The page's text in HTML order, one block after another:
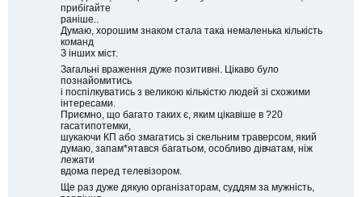
прибігайте
раніше..
Думаю, хорошим знаком стала така немаленька кількість
команд
З інших міст.
Загальні враження дуже позитивні. Цікаво було
познайомитись
і поспілкуватись з великою кількістю людей зі схожими
інтересами.
Приємно, що багато таких є, яким цікавіше в ?20
гасатипотемки,
шукаючи КП або змагатись зі скельним траверсом, який
думаю, запам*ятався багатьом, особливо дівчатам, ніж
лежати
вдома перед телевізором.
Ще раз дуже дякую організаторам, суддям за мужність,